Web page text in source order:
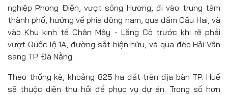
nghiệp Phong Điền, vượt sông Hương, đi vào trung tâm
thành phố, hướng về phía đông nam, qua đầm Cầu Hai, và
vào Khu kinh tế Chân Mây - Lăng Cô trước khi rẽ phải
vượt Quốc lộ 1A, đường sắt hiện hữu, và qua đèo Hải Vân
sang TP. Đà Nẵng.
Theo thống kê, khoảng 825 ha đất trên địa bàn TP. Huế
sẽ thuộc diện thu hồi để phục vụ dự án. Trong số hơn